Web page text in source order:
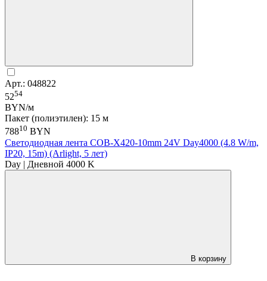
Арт.: 048822
5254
BYN/м
Пакет (полиэтилен): 15 м
78810 BYN
Светодиодная лента COB-X420-10mm 24V Day4000 (4.8 W/m,
IP20, 15m) (Arlight, 5 лет)
Day | Дневной 4000 K
В корзину